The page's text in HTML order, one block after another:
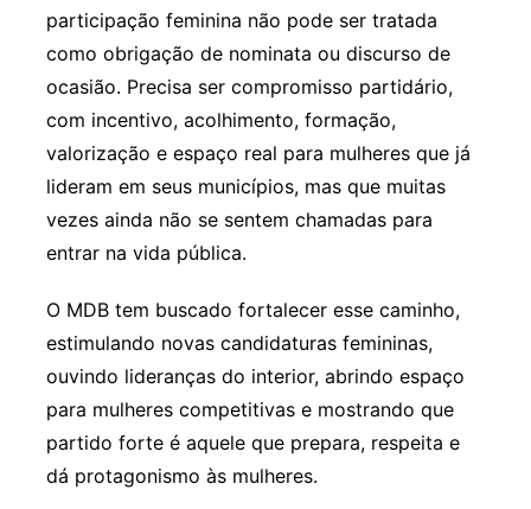
participação feminina não pode ser tratada
como obrigação de nominata ou discurso de
ocasião. Precisa ser compromisso partidário,
com incentivo, acolhimento, formação,
valorização e espaço real para mulheres que já
lideram em seus municípios, mas que muitas
vezes ainda não se sentem chamadas para
entrar na vida pública.
O MDB tem buscado fortalecer esse caminho,
estimulando novas candidaturas femininas,
ouvindo lideranças do interior, abrindo espaço
para mulheres competitivas e mostrando que
partido forte é aquele que prepara, respeita e
dá protagonismo às mulheres.